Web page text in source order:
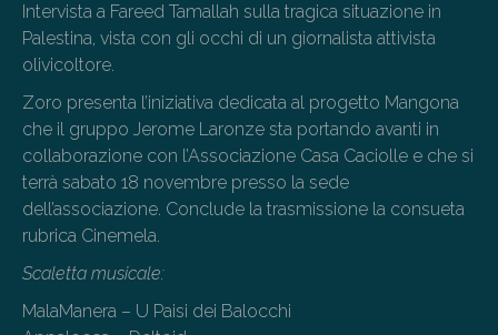
Intervista a Fareed Tamallah sulla tragica situazione in
Palestina, vista con gli occhi di un giornalista attivista
olivicoltore.
Zoro presenta l’iniziativa dedicata al progetto Mangona
che il gruppo Jerome Laronze sta portando avanti in
collaborazione con l’Associazione Casa Caciolle e che si
terrà sabato 18 novembre presso la sede
dell’associazione. Conclude la trasmissione la consueta
rubrica Cinemela.
Scaletta musicale:
MalaManera – U Paisi dei Balocchi